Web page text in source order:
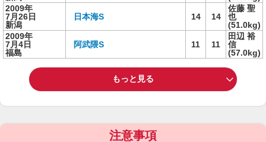
2009年
7月26日
新潟
日本海S 14 14
佐藤 聖
也
(51.0kg)
2009年
7月4日
福島
阿武隈S 11 11
田辺 裕
信
(57.0kg)
もっと見る
注意事項